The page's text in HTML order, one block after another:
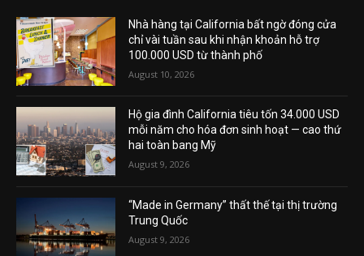
Nhà hàng tại California bất ngờ đóng cửa
chỉ vài tuần sau khi nhận khoản hỗ trợ
100.000 USD từ thành phố
August 10, 2026
Hộ gia đình California tiêu tốn 34.000 USD
mỗi năm cho hóa đơn sinh hoạt — cao thứ
hai toàn bang Mỹ
August 9, 2026
“Made in Germany” thất thế tại thị trường
Trung Quốc
August 9, 2026